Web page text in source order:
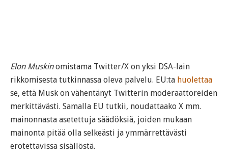
Elon Muskinomistama Twitter/X on yksi DSA-lain
rikkomisesta tutkinnassa oleva palvelu. EU:ta huolettaa
se, että Musk on vähentänyt Twitterin moderaattoreiden
merkittävästi. Samalla EU tutkii, noudattaako X mm.
mainonnasta asetettuja säädöksiä, joiden mukaan
mainonta pitää olla selkeästi ja ymmärrettävästi
erotettavissa sisällöstä.